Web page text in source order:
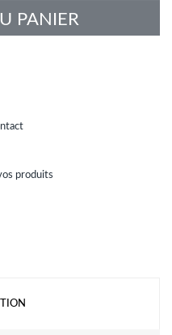
PANIER
produits